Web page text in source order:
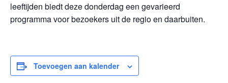
leeftijden biedt deze donderdag een gevarieerd
programma voor bezoekers uit de regio en daarbuiten.
Toevoegen aan kalender